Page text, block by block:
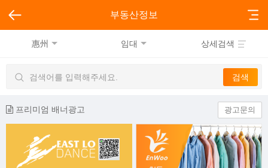
부동산정보
惠州 임대 상세검색
프리미엄 배너광고 광고문의